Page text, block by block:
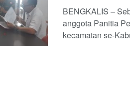
BENGKALIS –
anggota Panitia
kecamatan se-